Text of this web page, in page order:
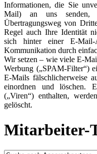
Informationen, die Sie
Mail) an uns senden,
Übertragungsweg von
Regel auch Ihre Identität
sich hinter einer E-Mail-
Kommunikation durch
Wir setzen – wie viele E-
Werbung („SPAM-Filter“)
E-Mails fälschlicherweise
einordnen und löschen.
(„Viren“) enthalten,
gelöscht.
Mitarbeiter-